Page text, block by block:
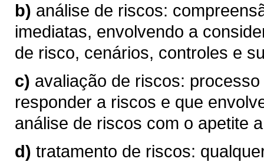
b) análise de riscos:
imediatas, envolvendo a
de risco, cenários, controles e
c) avaliação de riscos:
responder a riscos e que
análise de riscos com o apetite
d) tratamento de riscos: